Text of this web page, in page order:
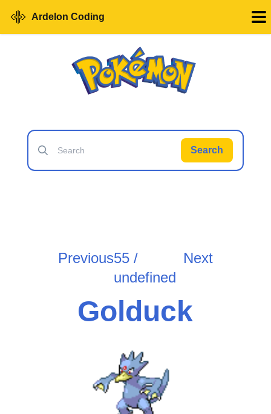
Ardelon Coding
Search
Previous55 /
undefined
Next
Golduck